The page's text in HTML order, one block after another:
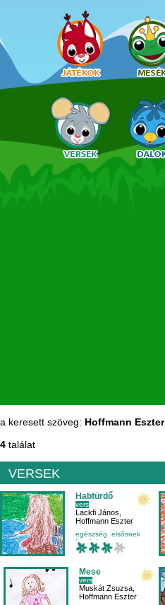
a keresett szöveg: Hoffmann Eszter
4 találat
VERSEK
Habfürdő
vers
Lackfi János
Hoffmann Eszter
egészség
elsősnek
fantázia
környezetismeret
Mese
vers
Muskát Zsuzsa
Hoffmann Eszter